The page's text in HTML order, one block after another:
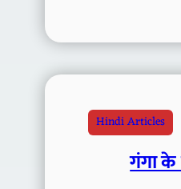
Hindi Articles
गंगा के